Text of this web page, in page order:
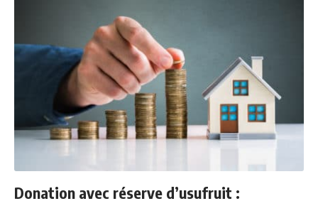
Donation avec réserve d’usufruit :